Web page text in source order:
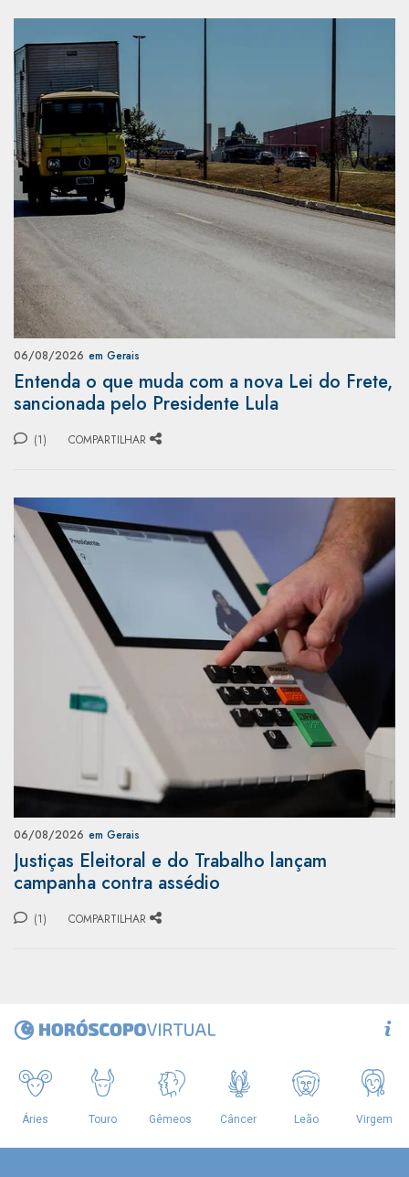
06/08/2026 em Gerais
Entenda o que muda com a nova Lei do Frete,
sancionada pelo Presidente Lula
(1) COMPARTILHAR
06/08/2026 em Gerais
Justiças Eleitoral e do Trabalho lançam
campanha contra assédio
(1) COMPARTILHAR